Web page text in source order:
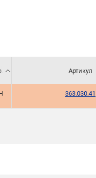
Артикул
363.030.41